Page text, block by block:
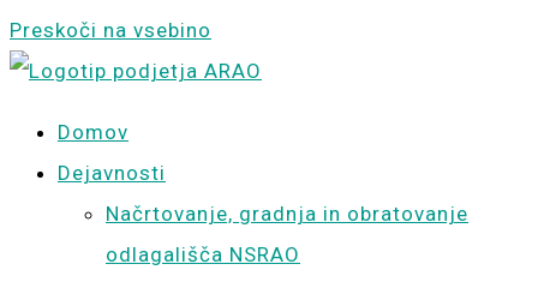
Preskoči na vsebino
Domov
Dejavnosti
Načrtovanje, gradnja in obratovanje
odlagališča NSRAO